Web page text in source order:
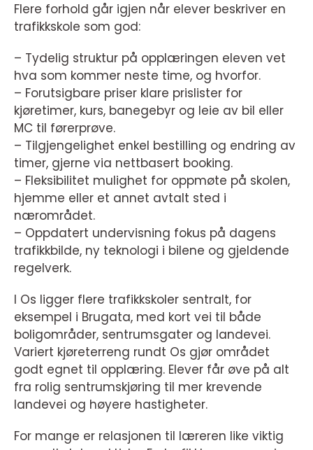
Flere forhold går igjen når elever beskriver en
trafikkskole som god:
– Tydelig struktur på opplæringen eleven vet
hva som kommer neste time, og hvorfor.
– Forutsigbare priser klare prislister for
kjøretimer, kurs, banegebyr og leie av bil eller
MC til førerprøve.
– Tilgjengelighet enkel bestilling og endring av
timer, gjerne via nettbasert booking.
– Fleksibilitet mulighet for oppmøte på skolen,
hjemme eller et annet avtalt sted i
nærområdet.
– Oppdatert undervisning fokus på dagens
trafikkbilde, ny teknologi i bilene og gjeldende
regelverk.
I Os ligger flere trafikkskoler sentralt, for
eksempel i Brugata, med kort vei til både
boligområder, sentrumsgater og landevei.
Variert kjøreterreng rundt Os gjør området
godt egnet til opplæring. Elever får øve på alt
fra rolig sentrumskjøring til mer krevende
landevei og høyere hastigheter.
For mange er relasjonen til læreren like viktig